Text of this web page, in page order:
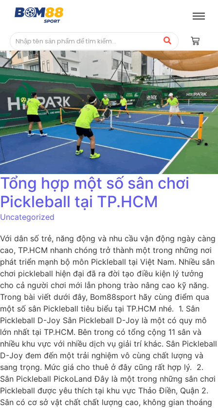
Tổng hợp một số sân chơi
Pickleball tại TP.HCM
Uncategorized
Với dân số trẻ, năng động và nhu cầu vận động ngày càng
cao, TP.HCM nhanh chóng trở thành một trong những nơi
phát triển mạnh bộ môn Pickleball tại Việt Nam. Nhiều sân
chơi pickleball hiện đại đã ra đời tạo điều kiện lý tưởng
cho cả người chơi mới lẫn phong trào nâng cao kỹ năng.
Trong bài viết dưới đây, Bom88sport hãy cùng điểm qua
một số sân Pickleball tiêu biểu tại TP.HCM nhé. 1. Sân
Pickleball D-Joy Sân Pickleball D-Joy là một có quy mô
lớn nhất tại TP.HCM. Bên trong có tổng cộng 11 sân và
nhiều khu vực với nhiều dịch vụ giải trí khác. Sân Pickleball
D-Joy đem đến một trải nghiệm vô cùng chất lượng và
sang trọng. Mức giá cho thuê ở đây cũng rất hợp lý. 2.
Sân Pickleball PickoLand Đây là một trong những sân chơi
Pickleball được yêu thích tại khu vực Thảo Điền, Quận 2.
Sân có cơ sở vật chất chất lượng cao, không gian thoáng